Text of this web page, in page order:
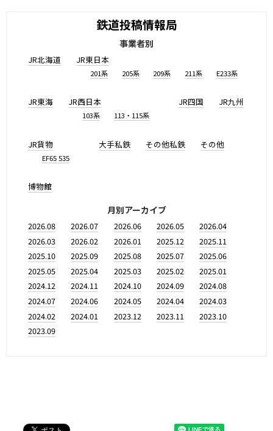
鉄道投稿情報局
事業者別
JR北海道 JR東日本
201系 205系 209系 211系 E233系
JR東海 JR西日本
103系 113・115系
JR四国 JR九州
JR貨物
EF65 535
大手私鉄 その他私鉄 その他
博物館
月別アーカイブ
2026.08 2026.07 2026.06 2026.05
2026.04
2026.03
2026.02 2026.01 2025.12
2025.11
2025.10
2025.09 2025.08 2025.07
2025.06
2025.05
2025.04 2025.03 2025.02
2025.01
2024.12
2024.11 2024.10 2024.09
2024.08
2024.07
2024.06 2024.05 2024.04
2024.03
2024.02
2024.01 2023.12 2023.11
2023.10
2023.09